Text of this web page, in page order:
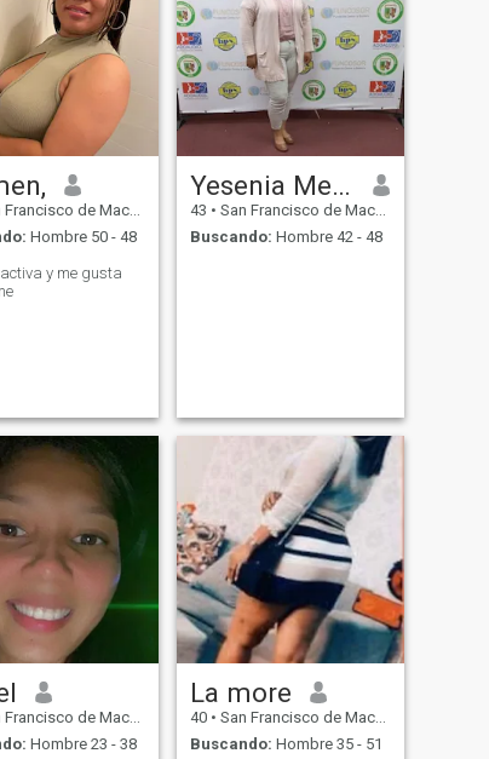
de Macorís, Duarte, Rep. Dominicana
Hombre 50 - 48
y me gusta
Yesenia Mercedes Abreu Alvarad
43 • San Francisco de Macorís, Duarte, Rep. Dominicana
Buscando: Hombre 42 - 48
de Macorís, Duarte, Rep. Dominicana
Hombre 23 - 38
La more
40 • San Francisco de Macorís, Duarte, Rep. Dominicana
Buscando: Hombre 35 - 51